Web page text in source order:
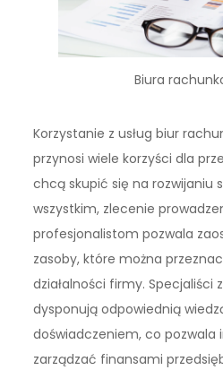
Biura
Korzystanie z usług biur
przynosi wiele korzyści dla
chcą skupić się na rozwijaniu
wszystkim, zlecenie
profesjonalistom pozwala
zasoby, które można
działalności firmy. Specjaliści
dysponują odpowiednią
doświadczeniem, co pozwala
zarządzać finansami